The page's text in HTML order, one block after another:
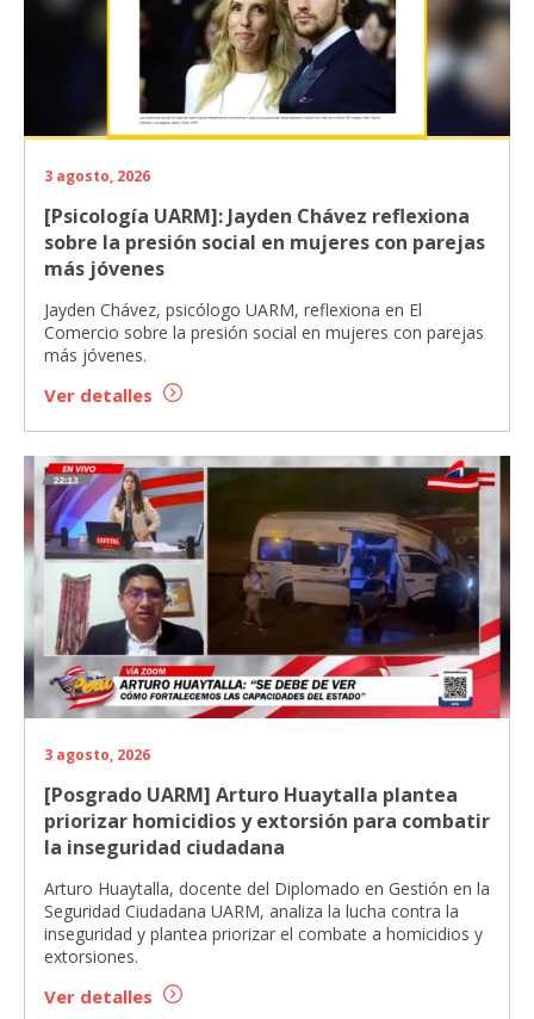
3 agosto, 2026
[Psicología UARM]: Jayden Chávez reflexiona
sobre la presión social en mujeres con parejas
más jóvenes
Jayden Chávez, psicólogo UARM, reflexiona en El
Comercio sobre la presión social en mujeres con parejas
más jóvenes.
Ver detalles
3 agosto, 2026
[Posgrado UARM] Arturo Huaytalla plantea
priorizar homicidios y extorsión para combatir
la inseguridad ciudadana
Arturo Huaytalla, docente del Diplomado en Gestión en la
Seguridad Ciudadana UARM, analiza la lucha contra la
inseguridad y plantea priorizar el combate a homicidios y
extorsiones.
Ver detalles